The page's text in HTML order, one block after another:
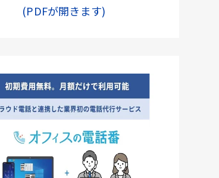
(PDFが開きます)